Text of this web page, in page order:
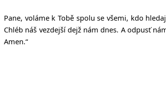
Pane, voláme k Tobě spolu se všemi, kdo
Chléb náš vezdejší dejžnám dnes. A odpusť
Amen.“